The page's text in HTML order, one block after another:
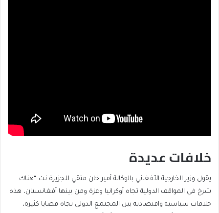
خلافات عديدة
يقول وزير الخارجية الأفغاني بالوكالة أمير خان متقي للجزيرة نت “هناك
شرخ في المواقف الدولية تجاه أوكرانيا وغزة ومن بينها أفغانستان، هذه
خلافات سياسية واقتصادية بين المجتمع الدولي تجاه قضايا كثيرة،